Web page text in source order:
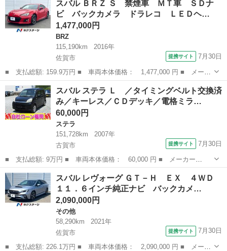
名： ４ＷＤアウトバックリミテッド 新品タイヤ／純正 ＳＤナビ
／衝突安全...
スバル ＢＲＺ Ｓ 禁煙車 ＭＴ車 ＳＤナ
ビ バックカメラ ドラレコ ＬＥＤヘ…
1,477,000円
BRZ
115,190km
2016年
佐賀市
提携サイト 7月30日
■ 支払総額: 159.9万円 ■ 車両本体価格： 1,477,000 円 ■ メーカ
ー名： スバル ■ 車種名： ＢＲＺ ■ グレード名： Ｓ 禁煙
車 ＭＴ車 ＳＤナビ バックカメラ ドラレコ ＬＥＤヘッド Ｅ
ＴＣ クル...
佐賀 佐賀市
スバル ステラ Ｌ ／タイミングベルト交換済
み／キーレス／ＣＤデッキ／電格ミラ…
60,000円
ステラ
151,728km
2007年
古賀市
提携サイト 7月30日
■ 支払総額: 9万円 ■ 車両本体価格： 60,000 円 ■ メーカー
名： スバル ■ 車種名： ステラ ■ グレード名： Ｌ ／タイミ
ングベルト交換済み／キーレス／ＣＤデッキ／電格ミラー ■ 排気
量： 660cc ■...
福岡 古賀市
スバル レヴォーグ ＧＴ－Ｈ ＥＸ ４ＷＤ
１１．６インチ純正ナビ バックカメ…
2,090,000円
その他
58,290km
2021年
佐賀市
提携サイト 7月30日
■ 支払総額: 226.1万円 ■ 車両本体価格： 2,090,000 円 ■ メーカ